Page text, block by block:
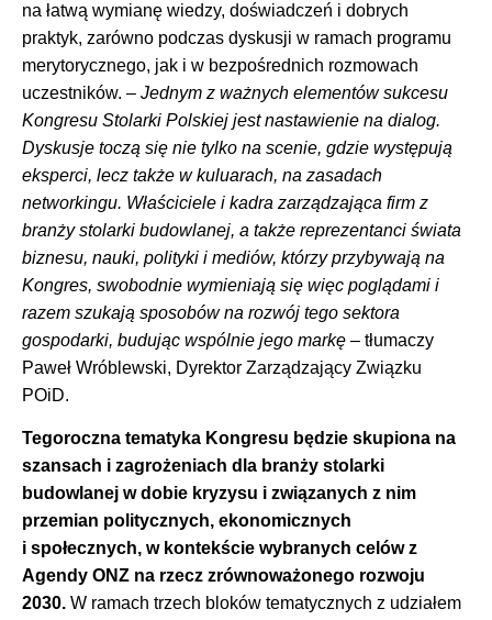
na łatwą wymianę wiedzy, doświadczeń i dobrych
praktyk, zarówno podczas dyskusji w ramach programu
merytorycznego, jak i w bezpośrednich rozmowach
uczestników. – Jednym z ważnych elementów sukcesu
Kongresu Stolarki Polskiej jest nastawienie na dialog.
Dyskusje toczą się nie tylko na scenie, gdzie występują
eksperci, lecz także w kuluarach, na zasadach
networkingu. Właściciele i kadra zarządzająca firm z
branży stolarki budowlanej, a także reprezentanci świata
biznesu, nauki, polityki i mediów, którzy przybywają na
Kongres, swobodnie wymieniają się więc poglądami i
razem szukają sposobów na rozwój tego sektora
gospodarki, budując wspólnie jego markę – tłumaczy
Paweł Wróblewski, Dyrektor Zarządzający Związku
POiD.
Tegoroczna tematyka Kongresu będzie skupiona na
szansach i zagrożeniach dla branży stolarki
budowlanej w dobie kryzysu i związanych z nim
przemian politycznych, ekonomicznych
i społecznych, w kontekście wybranych celów z
Agendy ONZ na rzecz zrównoważonego rozwoju
2030. W ramach trzech bloków tematycznych z udziałem